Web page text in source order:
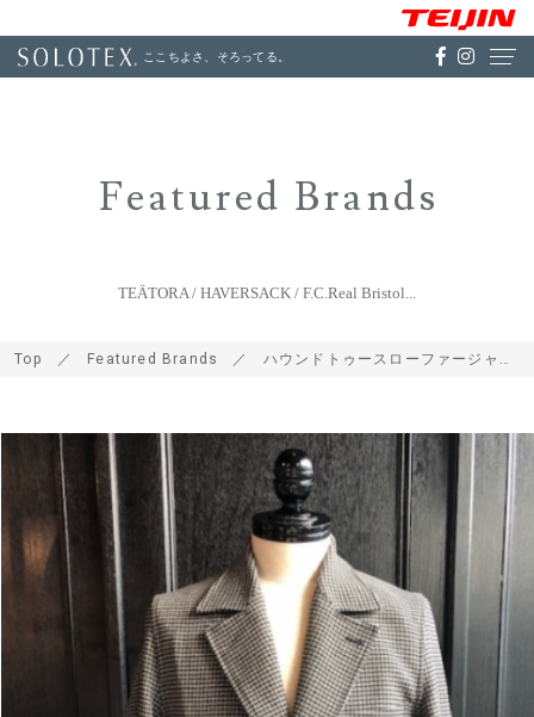
ここちよさ、そろってる。
Featured Brands
TEÄTORA / HAVERSACK / F.C.Real Bristol...
Top Featured Brands ハウンドトゥースローファージャケット